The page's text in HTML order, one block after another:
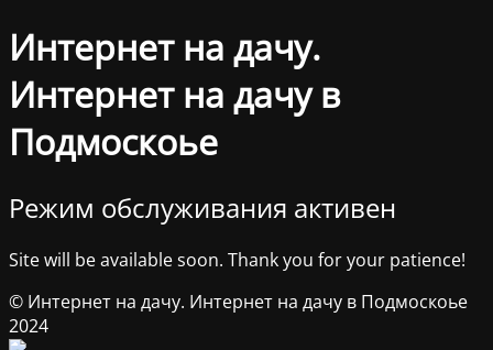
Интернет на дачу.
Интернет на дачу в
Подмоскоье
Режим обслуживания активен
Site will be available soon. Thank you for your patience!
© Интернет на дачу. Интернет на дачу в Подмоскоье
2024